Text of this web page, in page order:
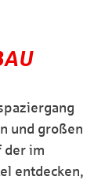
und großen
der im
entdecken,